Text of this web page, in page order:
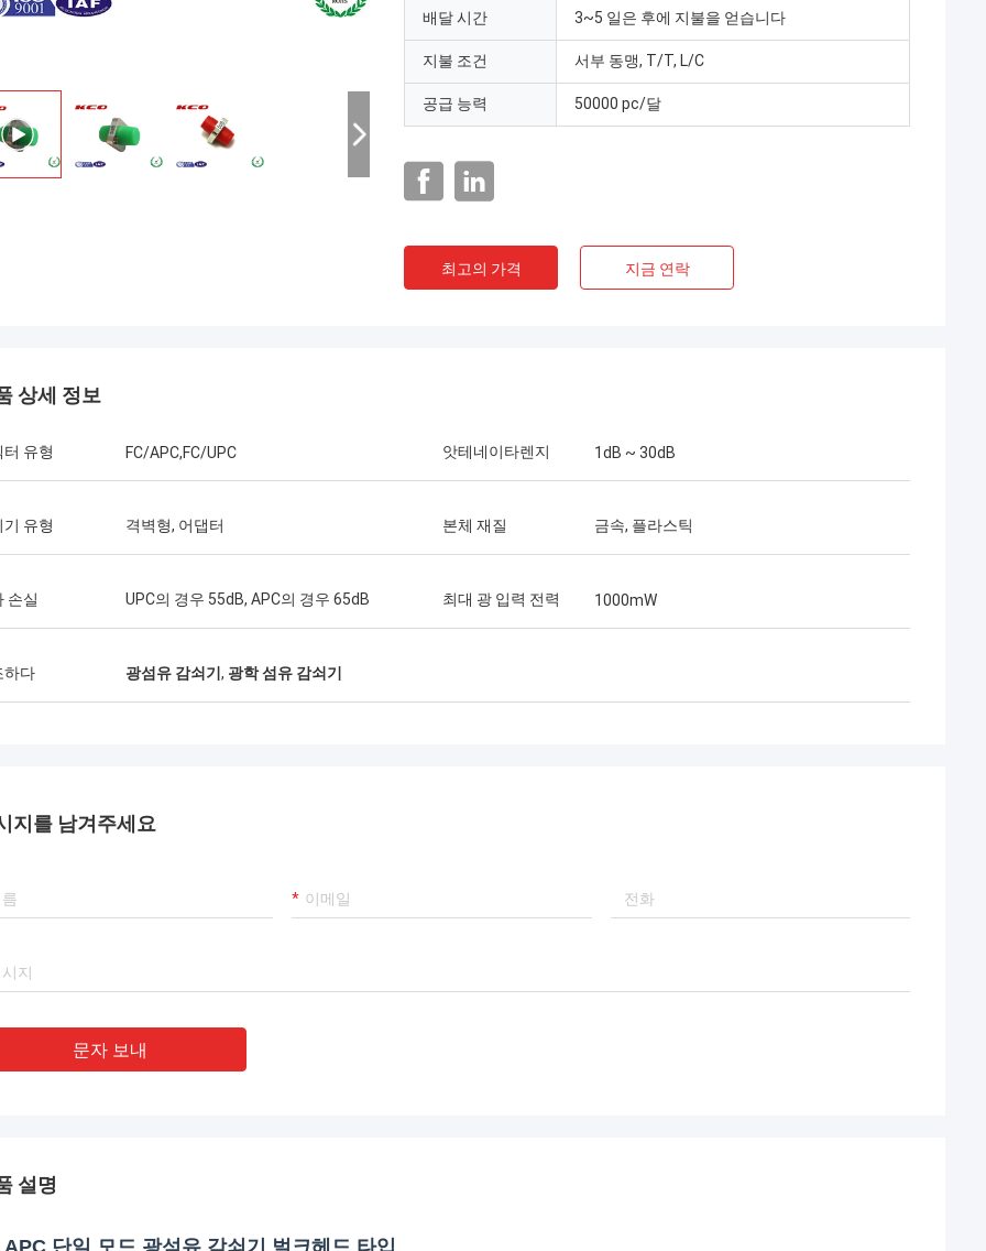
Thang Nguyen 님
적인 파트너 중 하나입니다. 매달 2~3개의
섬유 액세서리의 품질이 매우 훌륭하다고 생
Mr 헨리 타이 어
파트너입니다. 10년이 넘는 협력 기간 동안
배달 시간 3~5 일은 후에 지불을 얻습니다
지불 조건 서부 동맹, T/T, L/C
공급 능력 50000 pc/달
최고의 가격 지금 연락
상세 정보
터 유형 FC/APC,FC/UPC 앗테네이타렌지 1dB ~ 30dB
기 유형 격벽형, 어댑터 본체 재질 금속, 플라스틱
손실 UPC의 경우 55dB, APC의 경우 65dB 최대 광 입력 전력 1000mW
하다 광섬유 감쇠기 , 광학 섬유 감쇠기
지를 남겨주세요
문자 보내
설명
APC 단일 모드 광섬유 감쇠기 벌크헤드 타입